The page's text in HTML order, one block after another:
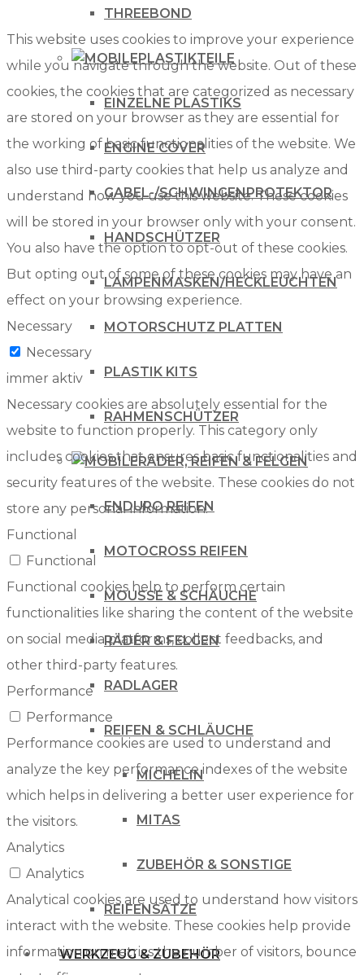
THREEBOND
PLASTIKTEILE
EINZELNE PLASTIKS
ENGINE COVER
GABEL-/SCHWINGENPROTEKTOR
HANDSCHÜTZER
LAMPENMASKEN/HECKLEUCHTEN
MOTORSCHUTZ PLATTEN
PLASTIK KITS
RAHMENSCHÜTZER
RÄDER, REIFEN & FELGEN
ENDURO REIFEN
MOTOCROSS REIFEN
MOUSSE & SCHÄUCHE
RÄDER & FELGEN
RADLAGER
REIFEN & SCHLÄUCHE
MICHELIN
MITAS
ZUBEHÖR & SONSTIGE
REIFENSÄTZE
WERKZEUG & ZUBEHÖR
This website uses cookies to improve your experience
while you navigate through the website. Out of these
cookies, the cookies that are categorized as necessary
are stored on your browser as they are essential for
the working of basic functionalities of the website. We
also use third-party cookies that help us analyze and
understand how you use this website. These cookies
will be stored in your browser only with your consent.
You also have the option to opt-out of these cookies.
But opting out of some of these cookies may have an
effect on your browsing experience.
Necessary
Necessary
immer aktiv
Necessary cookies are absolutely essential for the
website to function properly. This category only
includes cookies that ensures basic functionalities and
security features of the website. These cookies do not
store any personal information.
Functional
Functional
Functional cookies help to perform certain
functionalities like sharing the content of the website
on social media platforms, collect feedbacks, and
other third-party features.
Performance
Performance
Performance cookies are used to understand and
analyze the key performance indexes of the website
which helps in delivering a better user experience for
the visitors.
Analytics
Analytics
Analytical cookies are used to understand how visitors
interact with the website. These cookies help provide
information on metrics the number of visitors, bounce